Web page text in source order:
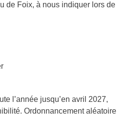
de Foix, à nous indiquer lors de
l’année jusqu’en avril 2027,
Ordonnancement aléatoire